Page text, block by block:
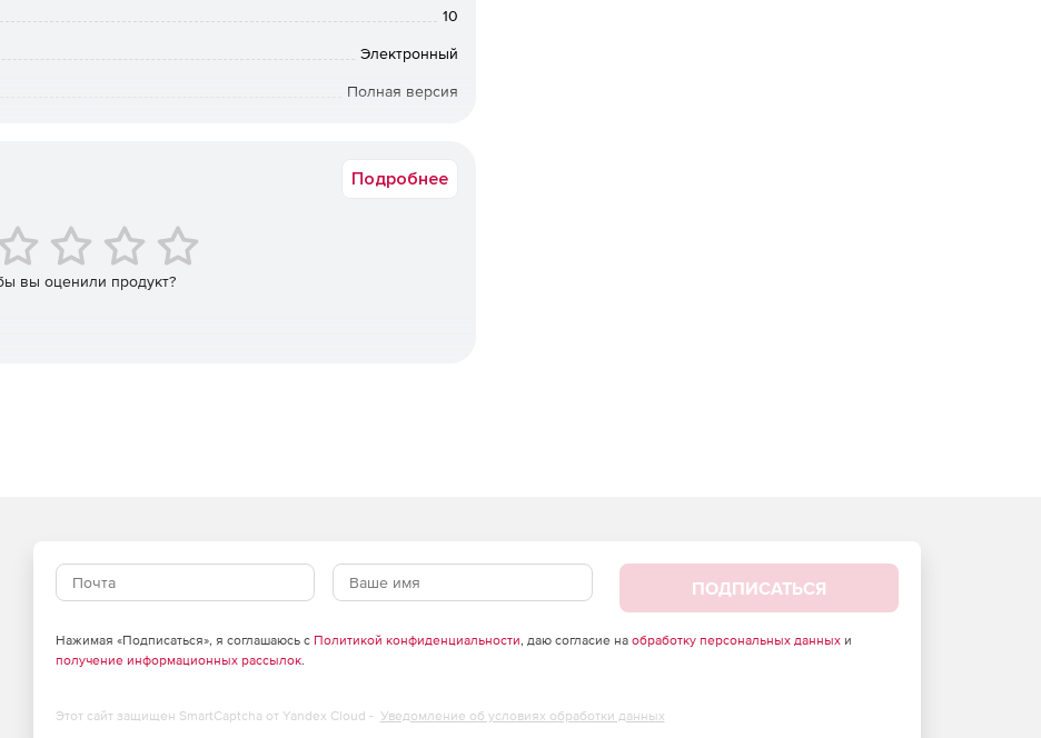
10
Электронный
Полная версия
Подробнее
вы оценили продукт?
ПОДПИСАТЬСЯ
Нажимая «Подписаться», я соглашаюсь с Политикой конфиденциальности, даю согласие на обработку персональных данныхи
получение информационных рассылок.
Этот сайт защищен SmartCaptcha от Yandex Cloud - Уведомление об условиях обработки данных